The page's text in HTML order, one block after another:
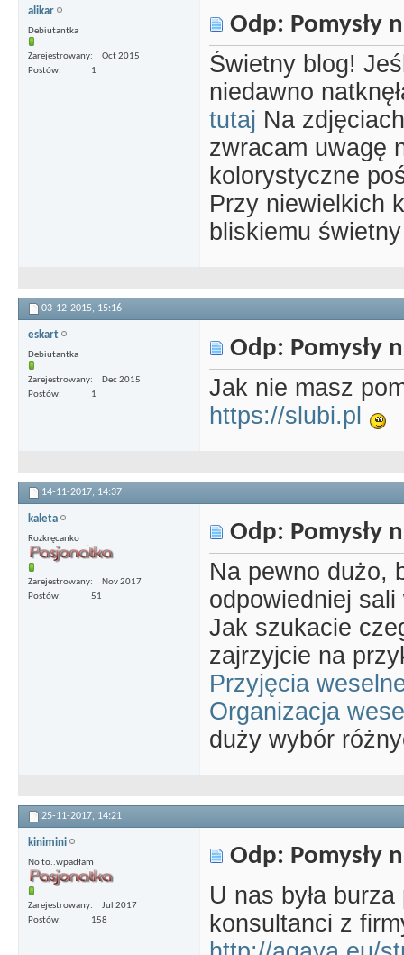
alikar
Debiutantka
Zarejestrowany
Oct 2015
Postów
1
Odp: Pomysły
Świetny blog!
niedawno
tutaj Na
zwracam uwagę
kolorystyczne
Przy niewielkich
bliskiemu
03-12-2015, 15:16
eskart
Debiutantka
Zarejestrowany
Dec 2015
Postów
1
Odp: Pomysły
Jak nie masz
https://slubi.pl
14-11-2017, 14:37
kaleta
Rozkręcanko
Zarejestrowany
Nov 2017
Postów
51
Odp: Pomysły
Na pewno dużo,
odpowiedniej
Jak szukacie
zajrzyjcie na
Przyjęcia
Organizacja
duży wybór
25-11-2017, 14:21
kinimini
No to..wpadłam
Zarejestrowany
Jul 2017
Postów
158
Odp: Pomysły
U nas była
konsultanci z